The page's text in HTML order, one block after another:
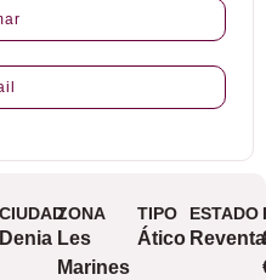
CIUDAD
Denia
ZONA
Les
Marines
TIPO
Ático
ESTADO
Reventa